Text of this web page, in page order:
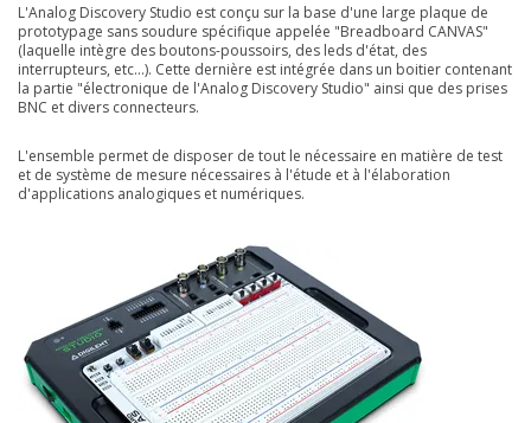
L'Analog Discovery Studio est conçu sur la base d'une large plaque de
prototypage sans soudure spécifique appelée "Breadboard CANVAS"
(laquelle intègre des boutons-poussoirs, des leds d'état, des
interrupteurs, etc...). Cette dernière est intégrée dans un boitier contenant
la partie "électronique de l'Analog Discovery Studio" ainsi que des prises
BNC et divers connecteurs.
L'ensemble permet de disposer de tout le nécessaire en matière de test
et de système de mesure nécessaires à l'étude et à l'élaboration
d'applications analogiques et numériques.